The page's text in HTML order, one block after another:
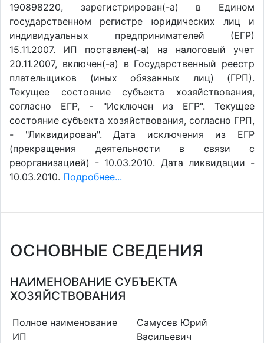
190898220, зарегистрирован(-а) в Едином
государственном регистре юридических лиц и
индивидуальных предпринимателей (ЕГР)
15.11.2007. ИП поставлен(-a) на налоговый учет
20.11.2007, включен(-a) в Государственный реестр
плательщиков (иных обязанных лиц) (ГРП).
Текущее состояние субъекта хозяйствования,
согласно ЕГР, - "Исключен из ЕГР". Текущее
состояние субъекта хозяйствования, согласно ГРП,
- "Ликвидирован". Дата исключения из ЕГР
(прекращения деятельности в связи с
реорганизацией) - 10.03.2010. Дата ликвидации -
10.03.2010. Подробнее...
ОСНОВНЫЕ СВЕДЕНИЯ
НАИМЕНОВАНИЕ СУБЪЕКТА
ХОЗЯЙСТВОВАНИЯ
Полное наименование
ИП
Самусев Юрий
Васильевич